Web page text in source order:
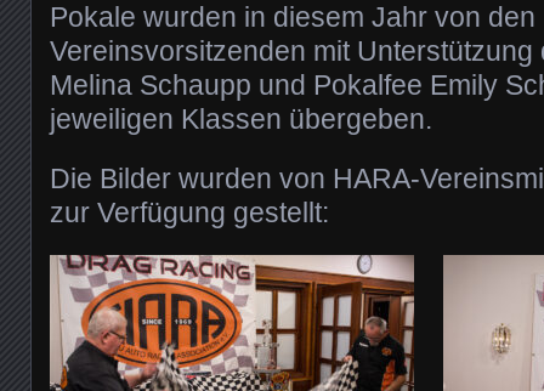
Pokale wurden in diesem Jahr von den
Vereinsvorsitzenden mit Unterstützung
Melina Schaupp und Pokalfee Emily
jeweiligen Klassen übergeben.
Die Bilder wurden von HARA-
zur Verfügung gestellt: